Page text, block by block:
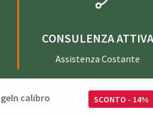
CONSULENZA ATTIVA
Assistenza Costante
SCONTO - 14%